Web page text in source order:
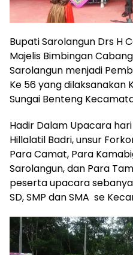
Bupati Sarolangun Drs H
Majelis Bimbingan
Sarolangun menjadi
Ke 56 yang dilaksanakan
Sungai Benteng
Hadir Dalam Upacara
Hillalatil Badri, unsur
Para Camat, Para
Sarolangun, dan Para
peserta upacara
SD, SMP dan SMA se